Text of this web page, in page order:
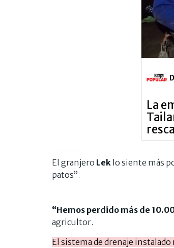
La
El granjero Lek lo siente más
patos”.
“Hemos perdido más de
agricultor.
El sistema de drenaje